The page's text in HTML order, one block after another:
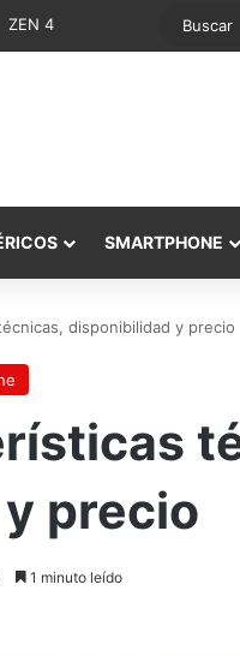
ZEN 4
SMARTPHONE
disponibilidad y precio
precio
1 minuto leído